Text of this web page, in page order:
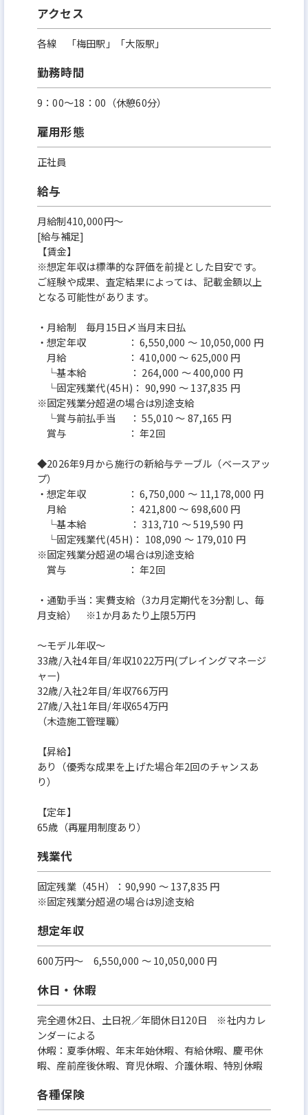
アクセス
各線 「梅田駅」「大阪駅」
勤務時間
9：00～18：00（休憩60分）
雇用形態
正社員
給与
月給制410,000円～
[給与補足]
【賃金】
※想定年収は標準的な評価を前提とした目安です。
ご経験や成果、査定結果によっては、記載金額以上
となる可能性があります。
・月給制 毎月15日〆当月末日払
・想定年収 ： 6,550,000 ～ 10,050,000 円
月給 ： 410,000 ～ 625,000 円
└基本給 ： 264,000 ～ 400,000 円
└固定残業代(45H)： 90,990 ～ 137,835 円
※固定残業分超過の場合は別途支給
└賞与前払手当 ： 55,010 ～ 87,165 円
賞与 ： 年2回
◆2026年9月から施行の新給与テーブル（ベースアッ
プ）
・想定年収 ： 6,750,000 ～ 11,178,000 円
月給 ： 421,800 ～ 698,600 円
└基本給 ： 313,710 ～ 519,590 円
└固定残業代(45H)： 108,090 ～ 179,010 円
※固定残業分超過の場合は別途支給
賞与 ： 年2回
・通勤手当：実費支給（3カ月定期代を3分割し、毎
月支給） ※1か月あたり上限5万円
～モデル年収～
33歳/入社4年目/年収1022万円(プレイングマネージ
ャー)
32歳/入社2年目/年収766万円
27歳/入社1年目/年収654万円
（木造施工管理職）
【昇給】
あり（優秀な成果を上げた場合年2回のチャンスあ
り）
【定年】
65歳（再雇用制度あり）
残業代
固定残業（45H）：90,990 ～ 137,835 円
※固定残業分超過の場合は別途支給
想定年収
600万円〜 6,550,000 ～ 10,050,000 円
休日・休暇
完全週休2日、土日祝／年間休日120日 ※社内カレ
ンダーによる
休暇：夏季休暇、年末年始休暇、有給休暇、慶弔休
暇、産前産後休暇、育児休暇、介護休暇、特別休暇
各種保険